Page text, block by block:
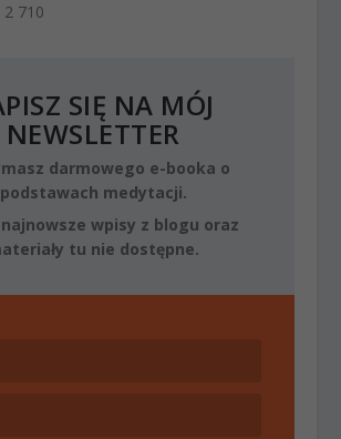
2 710
SIĘ NA MÓJ
NEWSLETTER
darmowego e-booka o
podstawach medytacji.
wpisy z blogu oraz
tu nie dostępne.